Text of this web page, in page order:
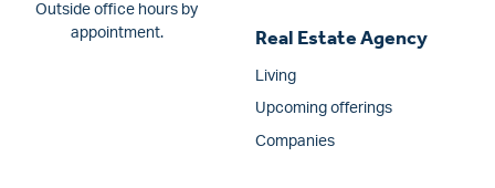
Outside office hours by
appointment.
Real Estate Agency
Living
Upcoming offerings
Companies